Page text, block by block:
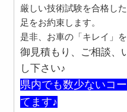
厳しい技術試験を合格し
足をお約束します。
是非、お車の「キレイ」
御見積もり、ご相談、
し下さい♪
県内でも数少ないコ
てます♪